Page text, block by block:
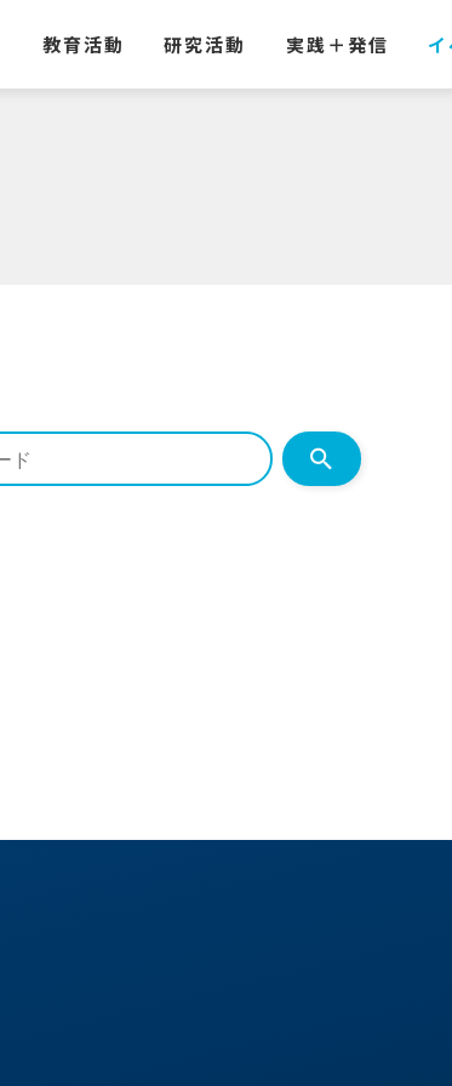
教育活動 研究活動 実践＋発信